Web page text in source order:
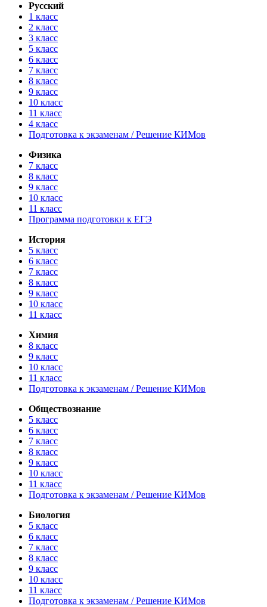
Русский
1 класс
2 класс
3 класс
5 класс
6 класс
7 класс
8 класс
9 класс
10 класс
11 класс
4 класс
Подготовка к экзаменам / Решение КИМов
Физика
7 класс
8 класс
9 класс
10 класс
11 класс
Программа подготовки к ЕГЭ
История
5 класс
6 класс
7 класс
8 класс
9 класс
10 класс
11 класс
Химия
8 класс
9 класс
10 класс
11 класс
Подготовка к экзаменам / Решение КИМов
Обществознание
5 класс
6 класс
7 класс
8 класс
9 класс
10 класс
11 класс
Подготовка к экзаменам / Решение КИМов
Биология
5 класс
6 класс
7 класс
8 класс
9 класс
10 класс
11 класс
Подготовка к экзаменам / Решение КИМов